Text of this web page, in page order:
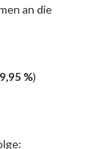
an die
%)